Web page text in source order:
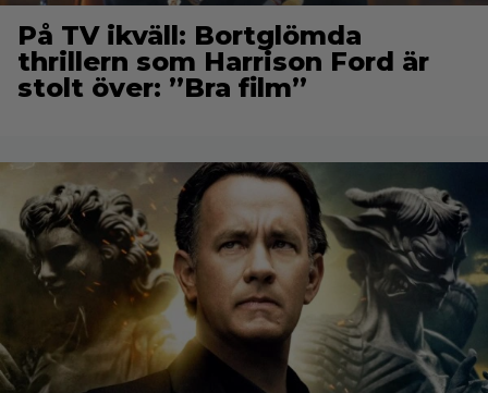
På TV ikväll: Bortglömda
thrillern som Harrison Ford är
stolt över: ”Bra film”